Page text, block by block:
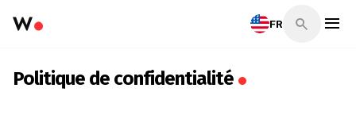
FR
Politique de confidentialité